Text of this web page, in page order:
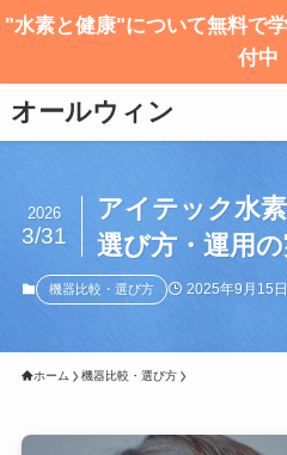
"水素と健康"について無料で
付中
オールウィン
アイテック水
選び方・運用
2026
3/31
機器比較・選び方 2025年9月15日
ホーム 機器比較・選び方